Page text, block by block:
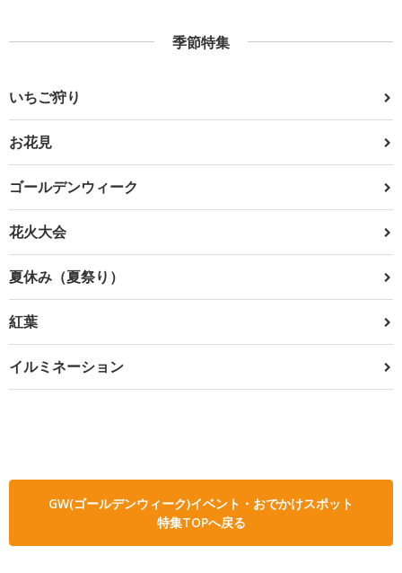
季節特集
いちご狩り
お花見
ゴールデンウィーク
花火大会
夏休み（夏祭り）
紅葉
イルミネーション
GW(ゴールデンウィーク)イベント・おでかけスポット
特集TOPへ戻る